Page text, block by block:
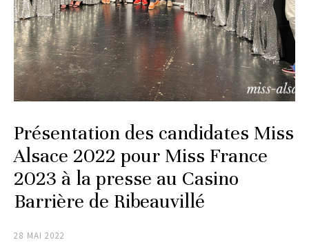
Présentation des candidates Miss
Alsace 2022 pour Miss France
2023 à la presse au Casino
Barrière de Ribeauvillé
28 MAI 2022